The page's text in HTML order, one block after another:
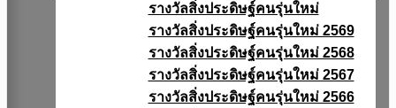
รางวัลสิ่งประดิษฐ์คนรุ่นใหม่
รางวัลสิ่งประดิษฐ์คนรุ่นใหม่ 2569
รางวัลสิ่งประดิษฐ์คนรุ่นใหม่ 2568
รางวัลสิ่งประดิษฐ์คนรุ่นใหม่ 2567
รางวัลสิ่งประดิษฐ์คนรุ่นใหม่ 2566